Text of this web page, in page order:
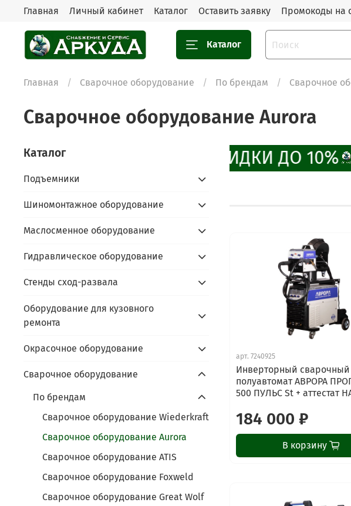
Главная Личный кабинет Каталог Оставить заявку Промокоды на
Каталог
Главная Сварочное оборудование По брендам Сварочное
Сварочное оборудование Aurora
СКИДКИ ДО 10%
арт.7240925
Инверторный сварочный
полуавтомат АВРОРА
500 ПУЛЬС St + аттестат
184 000 ₽
В корзину
Каталог
Подъемники
Шиномонтажное оборудование
Маслосменное оборудование
Гидравлическое оборудование
Стенды сход-развала
Оборудование для кузовного
ремонта
Окрасочное оборудование
Сварочное оборудование
По брендам
Сварочное оборудование Wiederkraft
Сварочное оборудование Aurora
Сварочное оборудование ATIS
Сварочное оборудование Foxweld
Сварочное оборудование Great Wolf